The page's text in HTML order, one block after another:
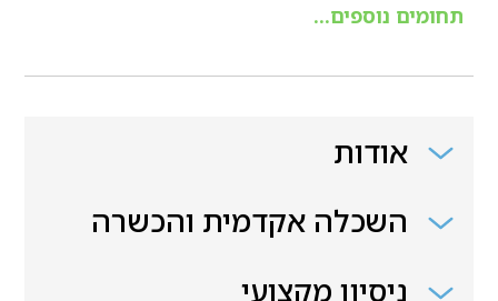
תחומים נוספים...
אודות
השכלה אקדמית והכשרה
ניסיון מקצועי